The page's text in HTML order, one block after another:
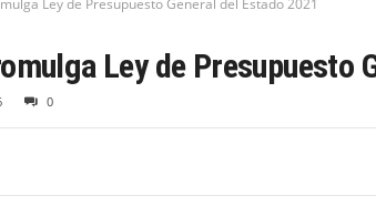
Ley de Presupuesto General del Estado 2021
Ley de Presupuesto
0